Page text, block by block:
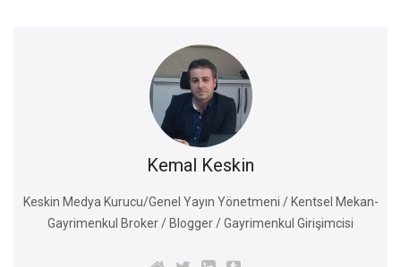
Kemal Keskin
Keskin Medya Kurucu/Genel Yayın Yönetmeni / Kentsel Mekan-
Gayrimenkul Broker / Blogger / Gayrimenkul Girişimcisi